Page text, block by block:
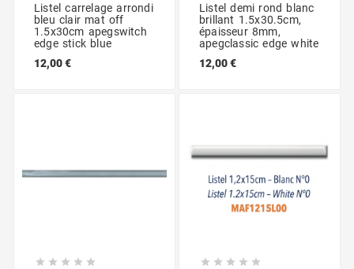
Listel carrelage arrondi
bleu clair mat off
1.5x30cm apegswitch
edge stick blue
12,00 €
Listel demi rond blanc
brillant 1.5x30.5cm,
épaisseur 8mm,
apegclassic edge white
12,00 €
         